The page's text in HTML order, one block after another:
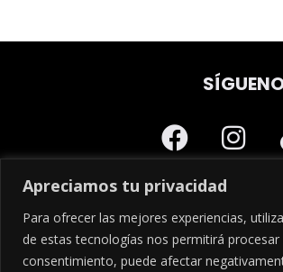
Apreciamos tu privacidad
Para ofrecer las mejores experiencias,
de estas tecnologías nos permitirá
consentimiento, puede afectar